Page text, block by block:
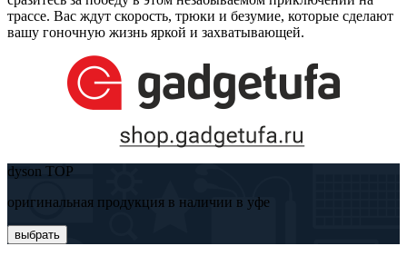
трассе. Вас ждут скорость, трюки и безумие, которые сделают
вашу гоночную жизнь яркой и захватывающей.
dyson TOP
оригинальная продукция в наличии в уфе
выбрать